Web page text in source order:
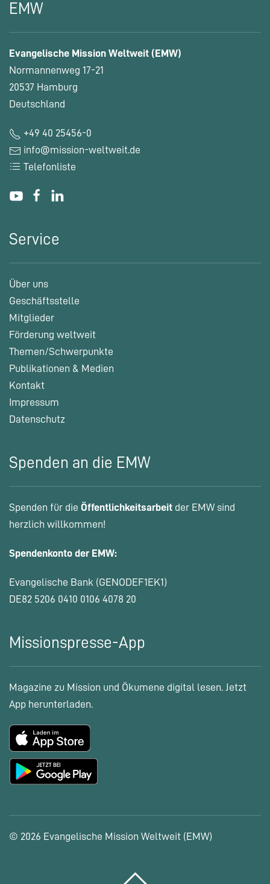
EMW
Evangelische Mission Weltweit (EMW)
Normannenweg 17-21
20537 Hamburg
Deutschland
+49 40 25456-0
info@mission-weltweit.de
Telefonliste
Service
Über uns
Geschäftsstelle
Mitglieder
Förderung weltweit
Themen/Schwerpunkte
Publikationen & Medien
Kontakt
Impressum
Datenschutz
Spenden an die EMW
Spenden für die Öffentlichkeitsarbeit der EMW sind
herzlich willkommen!
Spendenkonto der EMW:
Evangelische Bank (GENODEF1EK1)
DE82 5206 0410 0106 4078 20
Missionspresse-App
Magazine zu Mission und Ökumene digital lesen. Jetzt
App herunterladen.
© 2026 Evangelische Mission Weltweit (EMW)